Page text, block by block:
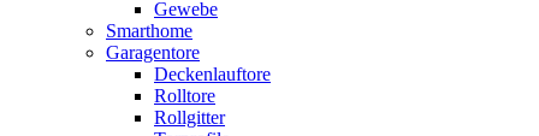
Gewebe
Smarthome
Garagentore
Deckenlauftore
Rolltore
Rollgitter